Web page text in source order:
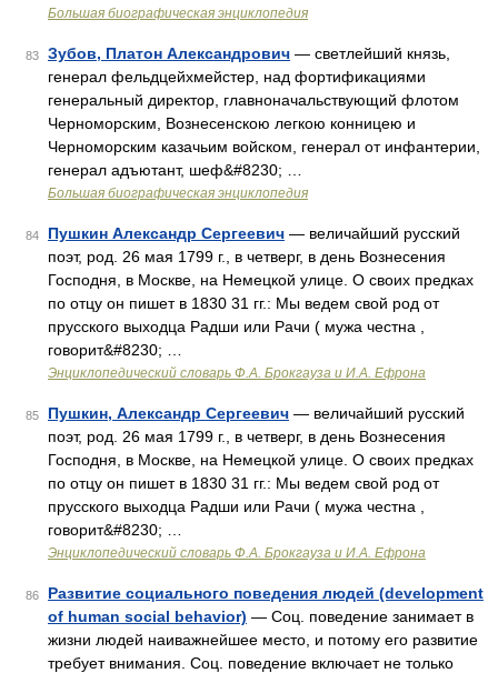
Большая биографическая энциклопедия
83 Зубов, Платон Александрович — светлейший князь,
генерал фельдцейхмейстер, над фортификациями
генеральный директор, главноначальствующий флотом
Черноморским, Вознесенскою легкою конницею и
Черноморским казачьим войском, генерал от инфантерии,
генерал адъютант, шеф&#8230; …
Большая биографическая энциклопедия
84 Пушкин Александр Сергеевич — величайший русский
поэт, род. 26 мая 1799 г., в четверг, в день Вознесения
Господня, в Москве, на Немецкой улице. О своих предках
по отцу он пишет в 1830 31 гг.: Мы ведем свой род от
прусского выходца Радши или Рачи ( мужа честна ,
говорит&#8230; …
Энциклопедический словарь Ф.А. Брокгауза и И.А. Ефрона
85 Пушкин, Александр Сергеевич — величайший русский
поэт, род. 26 мая 1799 г., в четверг, в день Вознесения
Господня, в Москве, на Немецкой улице. О своих предках
по отцу он пишет в 1830 31 гг.: Мы ведем свой род от
прусского выходца Радши или Рачи ( мужа честна ,
говорит&#8230; …
Энциклопедический словарь Ф.А. Брокгауза и И.А. Ефрона
86
Развитие социального поведения людей (development
of human social behavior) — Соц. поведение занимает в
жизни людей наиважнейшее место, и потому его развитие
требует внимания. Соц. поведение включает не только